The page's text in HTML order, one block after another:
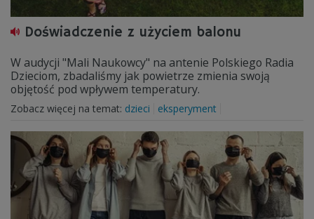
Doświadczenie z użyciem balonu
W audycji "Mali Naukowcy" na antenie Polskiego Radia
Dzieciom, zbadaliśmy jak powietrze zmienia swoją
objętość pod wpływem temperatury.
Zobacz więcej na temat: dzieci eksperyment